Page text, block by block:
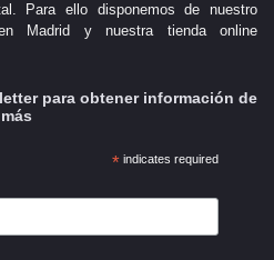
Para ello disponemos de nuestro
Madrid y nuestra tienda online
para obtener información de
*indicates required